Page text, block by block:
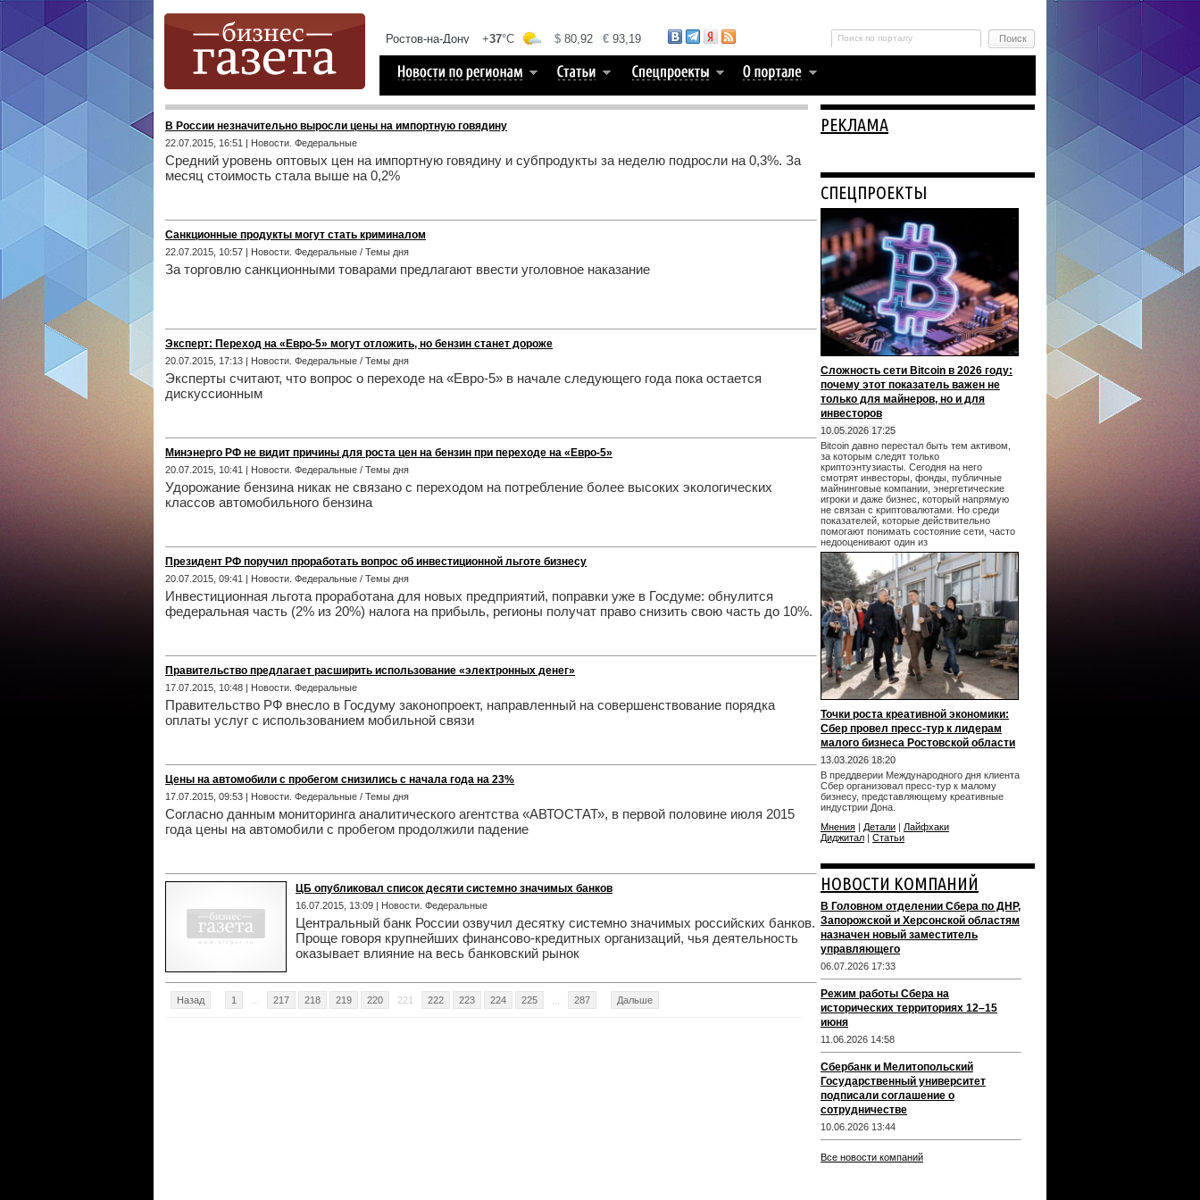
В России незначительно выросли цены на импортную говядину
22.07.2015, 16:51 | Новости. Федеральные
Средний уровень оптовых цен на импортную говядину и субпродукты за неделю подросли на 0,3%. За
месяц стоимость стала выше на 0,2%
Санкционные продукты могут стать криминалом
22.07.2015, 10:57 | Новости. Федеральные / Темы дня
За торговлю санкционными товарами предлагают ввести уголовное наказание
Эксперт: Переход на «Евро-5» могут отложить, но бензин станет дороже
20.07.2015, 17:13 | Новости. Федеральные / Темы дня
Эксперты считают, что вопрос о переходе на «Евро-5» в начале следующего года пока остается
дискуссионным
Минэнерго РФ не видит причины для роста цен на бензин при переходе на «Евро-5»
20.07.2015, 10:41 | Новости. Федеральные / Темы дня
Удорожание бензина никак не связано с переходом на потребление более высоких экологических
классов автомобильного бензина
Президент РФ поручил проработать вопрос об инвестиционной льготе бизнесу
20.07.2015, 09:41 | Новости. Федеральные / Темы дня
Инвестиционная льгота проработана для новых предприятий, поправки уже в Госдуме: обнулится
федеральная часть (2% из 20%) налога на прибыль, регионы получат право снизить свою часть до 10%.
Правительство предлагает расширить использование «электронных денег»
17.07.2015, 10:48 | Новости. Федеральные
Правительство РФ внесло в Госдуму законопроект, направленный на совершенствование порядка
оплаты услуг с использованием мобильной связи
Цены на автомобили с пробегом снизились с начала года на 23%
17.07.2015, 09:53 | Новости. Федеральные / Темы дня
Согласно данным мониторинга аналитического агентства «АВТОСТАТ», в первой половине июля 2015
года цены на автомобили с пробегом продолжили падение
ЦБ опубликовал список десяти системно значимых банков
16.07.2015, 13:09 | Новости. Федеральные
Центральный банк России озвучил десятку системно значимых российских банков.
Проще говоря крупнейших финансово-кредитных организаций, чья деятельность
оказывает влияние на весь банковский рынок
Назад 1 217 218 219 220 221 222 223 224 225 287 Дальше
РЕКЛАМА
СПЕЦПРОЕКТЫ
Сложность сети Bitcoin в 2026 году:
почему этот показатель важен не
только для майнеров, но и для
инвесторов
10.05.2026 17:25
Bitcoin давно перестал быть тем активом,
за которым следят только
криптоэнтузиасты. Сегодня на него
смотрят инвесторы, фонды, публичные
майнинговые компании, энергетические
игроки и даже бизнес, который напрямую
не связан с криптовалютами. Но среди
показателей, которые действительно
помогают понимать состояние сети, часто
недооценивают один из
Точки роста креативной экономики:
Сбер провел пресс-тур к лидерам
малого бизнеса Ростовской области
13.03.2026 18:20
В преддверии Международного дня клиента
Сбер организовал пресс-тур к малому
бизнесу, представляющему креативные
индустрии Дона.
Мнения | Детали | Лайфхаки
Диджитал | Статьи
НОВОСТИ КОМПАНИЙ
В Головном отделении Сбера по ДНР,
Запорожской и Херсонской областям
назначен новый заместитель
управляющего
06.07.2026 17:33
Режим работы Сбера на
исторических территориях 12–15
июня
11.06.2026 14:58
Сбербанк и Мелитопольский
Государственный университет
подписали соглашение о
сотрудничестве
10.06.2026 13:44
Все новости компаний